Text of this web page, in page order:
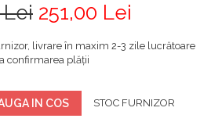
Lei 251,00 Lei
livrare în maxim 2-3 zile lucrătoare
confirmarea plății
IN COS STOC FURNIZOR